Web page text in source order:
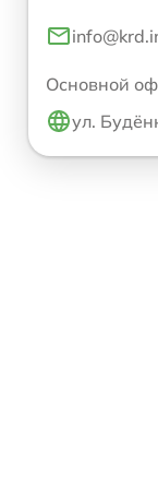
Основной
ул.